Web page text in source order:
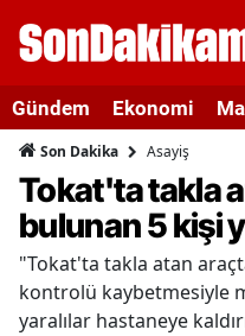
Gündem Ekonomi
Son Dakika Asayiş
Tokat'ta takla
bulunan 5 kişi
"Tokat'ta takla atan
kontrolü kaybetmesiyle
yaralılar hastaneye